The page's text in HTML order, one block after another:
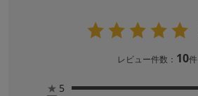
レビュー件数： 10件
★ 5